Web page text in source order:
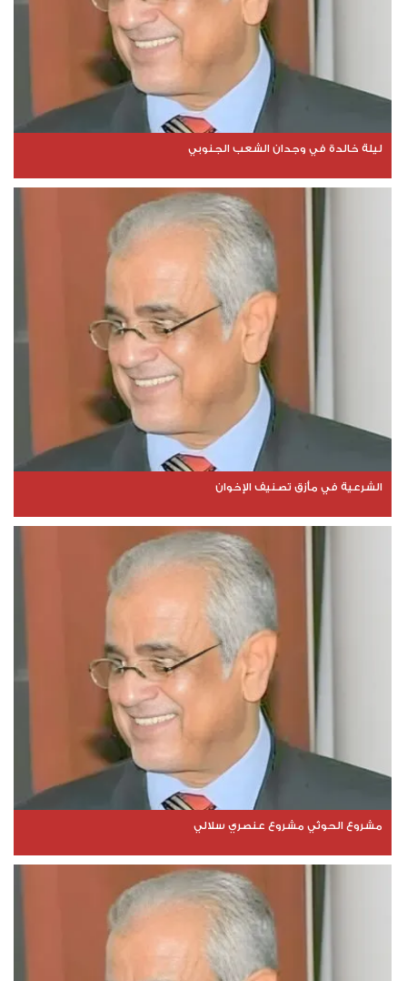
ليلة خالدة في وجدان الشعب الجنوبي
الشرعية في مأزق تصنيف الإخوان
مشروع الحوثي مشروع عنصري سلالي